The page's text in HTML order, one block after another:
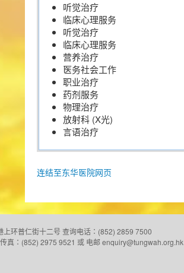
听觉治疗
临床心理服务
听觉治疗
临床心理服务
营养治疗
医务社会工作
职业治疗
药剂服务
物理治疗
放射科 (X光)
言语治疗
连结至东华医院网页
上环普仁街十二号 查询电话：(852) 2859 7500
传真：(852) 2975 9521 或 电邮enquiry@tungwah.org.hk